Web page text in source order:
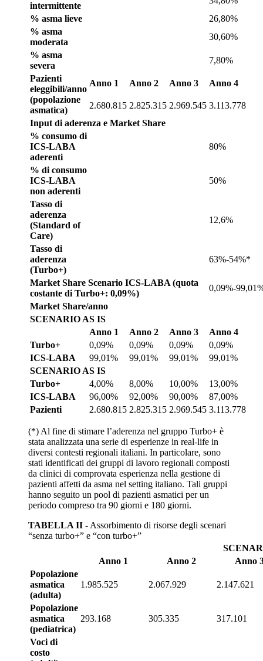
intermittente
% asma lieve
26,80%
% asma
moderata
30,60%
% asma
severa
7,80%
Pazienti
eleggibili/anno
(popolazione
asmatica)
Anno 1 Anno 2 Anno 3 Anno 4
2.680.815 2.825.315 2.969.545 3.113.778
Input di aderenza e Market Share
% consumo di
ICS-LABA
aderenti
80%
% di consumo
ICS-LABA
non aderenti
50%
Tasso di
aderenza
(Standard of
Care)
12,6%
Tasso di
aderenza
(Turbo+)
63%-54%*
Market Share Scenario ICS-LABA (quota
costante di Turbo+: 0,09%)
0,09%-
Market Share/anno
SCENARIO AS IS
Anno 1
Anno 2 Anno 3
Anno 4
Turbo+
0,09% 0,09% 0,09%
0,09%
ICS-LABA
99,01% 99,01% 99,01%
99,01%
SCENARIO AS IS
Turbo+
4,00% 8,00% 10,00%
13,00%
ICS-LABA
96,00% 92,00% 90,00%
87,00%
Pazienti
2.680.815 2.825.315 2.969.545 3.113.778
(*) Al fine di stimare l’aderenza nel gruppo Turbo+ è
stata analizzata una serie di esperienze in real-life in
diversi contesti regionali italiani. In particolare, sono
stati identificati dei gruppi di lavoro regionali composti
da clinici di comprovata esperienza nella gestione di
pazienti affetti da asma nel setting italiano. Tali gruppi
hanno seguito un pool di pazienti asmatici per un
periodo compreso tra 90 giorni e 180 giorni.
TABELLA II - Assorbimento di risorse degli scenari
“senza turbo+” e “con turbo+”
Anno 1
Anno 2
Anno
Popolazione
asmatica
(adulta)
1.985.525 2.067.929 2.147.621
Popolazione
asmatica
(pediatrica)
293.168 305.335 317.101
Voci di
costo